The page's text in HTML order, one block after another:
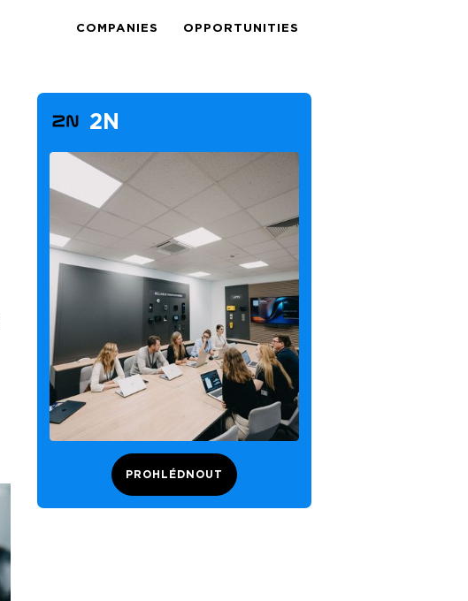
COMPANIES OPPORTUNITIES
2N
PROHLÉDNOUT